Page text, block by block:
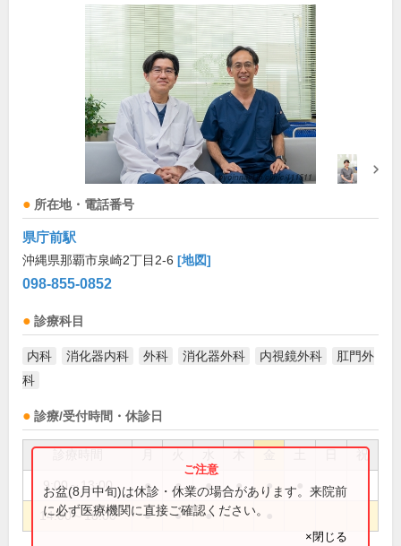
所在地・電話番号
県庁前駅
沖縄県那覇市泉崎2丁目2-6 [地図]
098-855-0852
診療科目
内科 消化器内科 外科 消化器外科 内視鏡外科
肛門外
科
診療/受付時間・休診日
祝
9:00～13:00 ● ● ● ● ●
14:00～18:00 ● ● ●
お盆(8月中旬)は休診・休業の場合があります。来院前
に必ず医療機関に直接ご確認ください。
×閉じる